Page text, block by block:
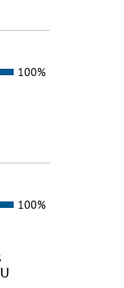
100%
100%